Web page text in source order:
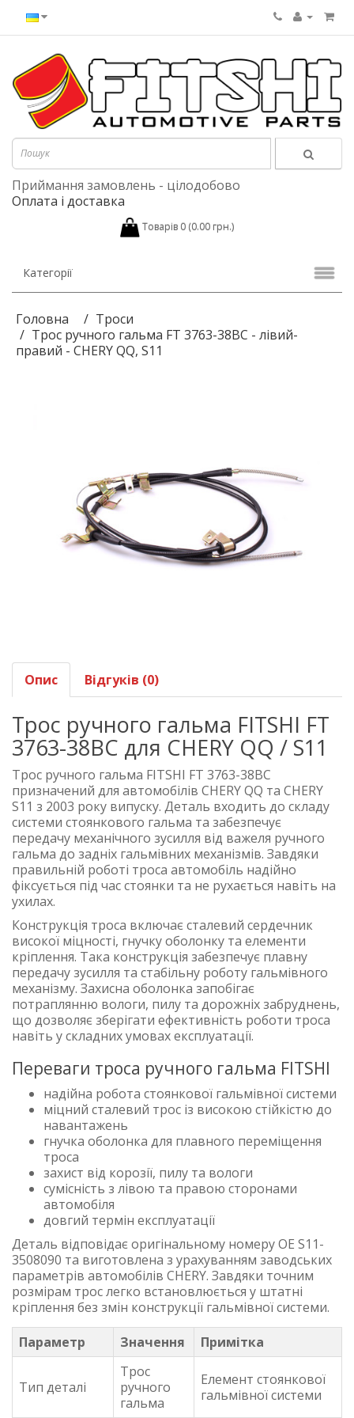
Приймання замовлень - цілодобово
Оплата і доставка
Товарів 0 (0.00 грн.)
Категорії
Головна
Троси
Трос ручного гальма FT 3763-38BC - лівий-
правий - CHERY QQ, S11
Опис Відгуків (0)
Трос ручного гальма FITSHI FT
3763-38BC для CHERY QQ / S11
Трос ручного гальма FITSHI FT 3763-38BC
призначений для автомобілів CHERY QQ та CHERY
S11 з 2003 року випуску. Деталь входить до складу
системи стоянкового гальма та забезпечує
передачу механічного зусилля від важеля ручного
гальма до задніх гальмівних механізмів. Завдяки
правильній роботі троса автомобіль надійно
фіксується під час стоянки та не рухається навіть на
ухилах.
Конструкція троса включає сталевий сердечник
високої міцності, гнучку оболонку та елементи
кріплення. Така конструкція забезпечує плавну
передачу зусилля та стабільну роботу гальмівного
механізму. Захисна оболонка запобігає
потраплянню вологи, пилу та дорожніх забруднень,
що дозволяє зберігати ефективність роботи троса
навіть у складних умовах експлуатації.
Переваги троса ручного гальма FITSHI
надійна робота стоянкової гальмівної системи
міцний сталевий трос із високою стійкістю до
навантажень
гнучка оболонка для плавного переміщення
троса
захист від корозії, пилу та вологи
сумісність з лівою та правою сторонами
автомобіля
довгий термін експлуатації
Деталь відповідає оригінальному номеру OE S11-
3508090 та виготовлена з урахуванням заводських
параметрів автомобілів CHERY. Завдяки точним
розмірам трос легко встановлюється у штатні
кріплення без змін конструкції гальмівної системи.
Параметр
Значення Примітка
Тип деталі
Трос
ручного
гальма
Елемент стоянкової
гальмівної системи